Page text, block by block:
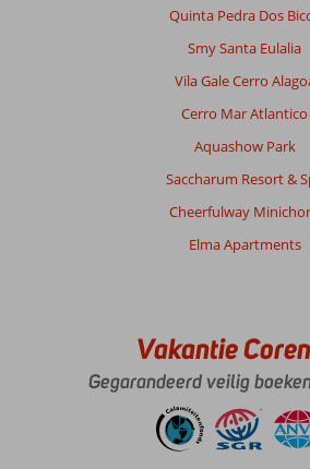
Quinta Pedra Dos
Smy Santa Eulalia
Vila Gale Cerro
Cerro Mar Atlantico
Aquashow Park
Saccharum Resort &
Cheerfulway
Elma Apartments
Vakantie
Gegarandeerd veilig